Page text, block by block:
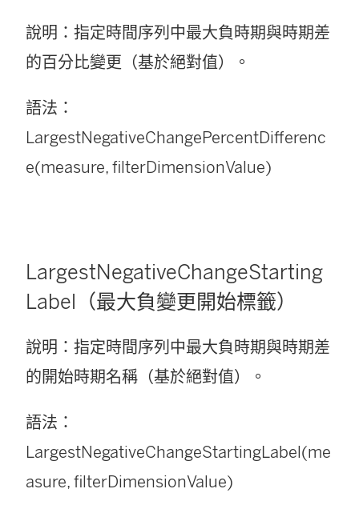
說明：指定時間序列中最大負時期與時期差
的百分比變更（基於絕對值）。
語法：
LargestNegativeChangePercentDifferenc
e(measure, filterDimensionValue)
LargestNegativeChangeStarting
Label（最大負變更開始標籤）
說明：指定時間序列中最大負時期與時期差
的開始時期名稱（基於絕對值）。
語法：
LargestNegativeChangeStartingLabel(me
asure, filterDimensionValue)